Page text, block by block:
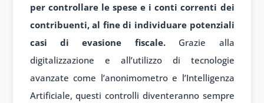
per controllare le spese e i conti correnti dei
contribuenti, al fine di individuare potenziali
casi di evasione fiscale.Grazie alla
digitalizzazione e all’utilizzo di tecnologie
avanzate come l’anonimometro e l’Intelligenza
Artificiale, questi controlli diventeranno sempre